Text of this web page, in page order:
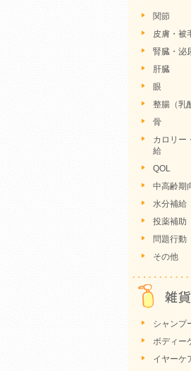
関節
皮膚・被
腎臓・泌
肝臓
眼
整腸（乳
骨
カロリー
給
QOL
中高齢期
水分補給
投薬補助
問題行動
その他
シャンプ
ボディー
イヤーケ